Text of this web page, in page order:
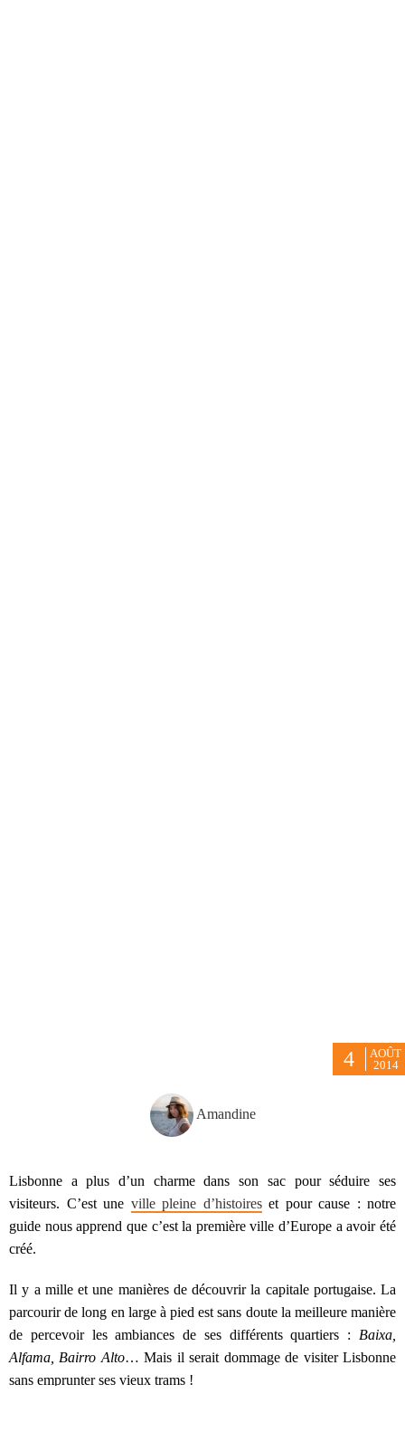
4
AOÛT
2014
Amandine
Lisbonne a plus d’un charme dans son sac pour séduire ses
visiteurs. C’est une ville pleine d’histoireset pour cause : notre
guide nous apprend que c’est la première ville d’Europe a avoir été
créé.
Il y a mille et une manières de découvrir la capitale portugaise. La
parcourir de long en large à pied est sans doute la meilleure manière
de percevoir les ambiances de ses différents quartiers : Baixa,
Alfama, Bairro Alto… Mais il serait dommage de visiter Lisbonne
sans emprunter ses vieux trams !